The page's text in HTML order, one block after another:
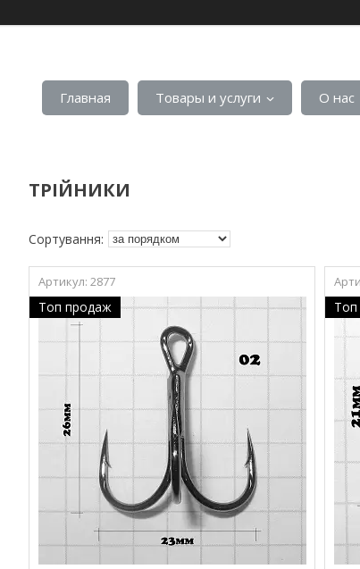
Главная Товары и услуги О нас
ТРІЙНИКИ
2877
Топ продаж